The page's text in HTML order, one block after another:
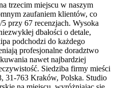
trzecim miejscu w naszym
zaufaniem klientów, co
przy 67 recenzjach. Wysoka
dbałości o detale,
podchodzi do każdego
profesjonalne doradztwo
nawet najbardziej
Siedziba firmy mieści
31-763 Kraków, Polska. Studio